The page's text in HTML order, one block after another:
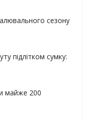
сезону
підлітком сумку:
майже 200